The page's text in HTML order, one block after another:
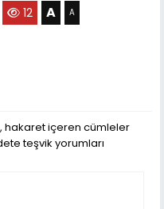
12 A A
hakaret içeren cümleler
teşvik yorumları